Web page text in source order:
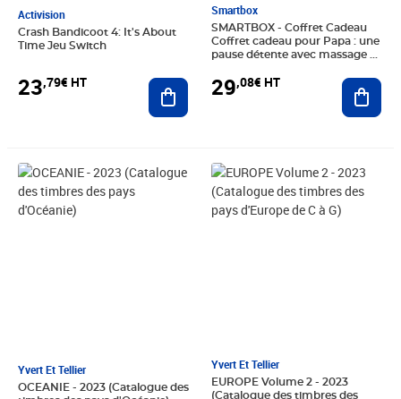
Activision
Crash Bandicoot 4: It's About
Time Jeu Switch
23,79€ HT Ajouter au panier
Smartbox
SMARTBOX - Coffret Cadeau
Coffret cadeau pour Papa : une
pause détente avec massage et
29,08€ HT
Yvert Et Tellier
OCEANIE - 2023 (Catalogue des
Prix 56,58€ HT
Yvert Et Tellier
EUROPE Volume 2 - 2023
(Catalogue des timbres des
Prix 54,08€ HT